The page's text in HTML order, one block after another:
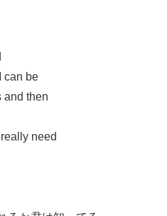
I can be
and then
need